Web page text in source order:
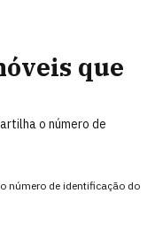
que
o número de
número de identificação do